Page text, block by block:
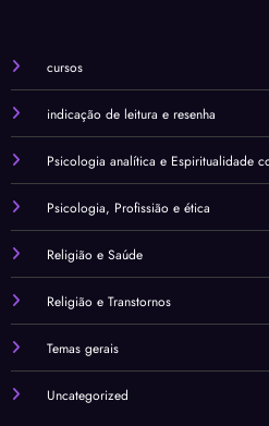
cursos
indicação de leitura e resenha
Psicologia analítica e Espiritualidade
Psicologia, Profissião e ética
Religião e Saúde
Religião e Transtornos
Temas gerais
Uncategorized